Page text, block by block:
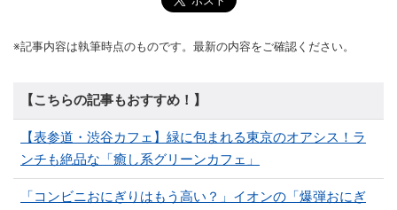
※記事内容は執筆時点のものです。最新の内容をご確認ください。
【こちらの記事もおすすめ！】
【表参道・渋谷カフェ】緑に包まれる東京のオアシス！ラ
ンチも絶品な「癒し系グリーンカフェ」
「コンビニおにぎりはもう高い？」イオンの「爆弾おにぎ